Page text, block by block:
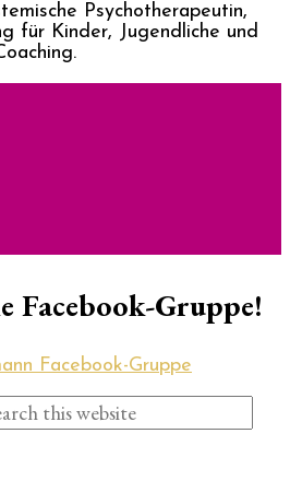
Psychotherapeutin,
für Kinder, Jugendliche und
Facebook-Gruppe!